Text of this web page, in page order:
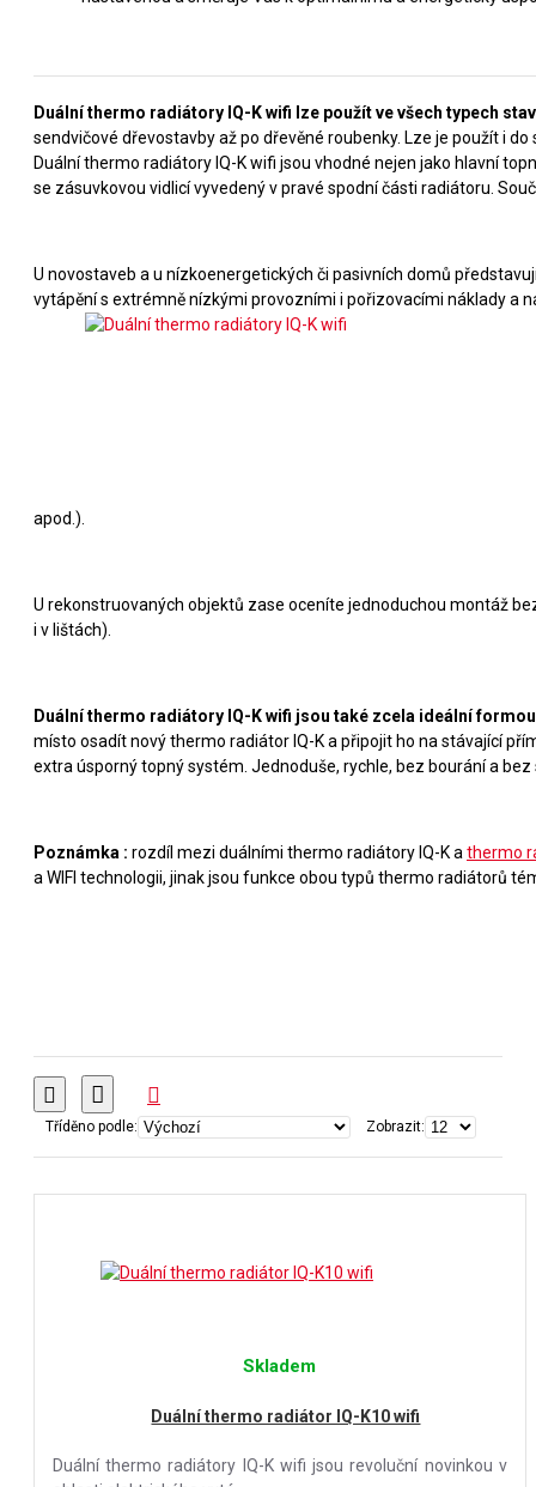
Duální thermo radiátory IQ-K wifi lze použít ve všech typech
sendvičové dřevostavby až po dřevěné roubenky. Lze je použít i
Duální thermo radiátory IQ-K wifi jsou vhodné nejen jako hlavní
se zásuvkovou vidlicí vyvedený v pravé spodní části radiátoru.
U novostaveb a u nízkoenergetických či pasivních domů
vytápění s extrémně nízkými provozními i pořizovacími náklady a
apod.).
U rekonstruovaných objektů zase oceníte jednoduchou montáž
i v lištách).
Duální thermo radiátory IQ-K wifi jsou také zcela ideální
místo osadít nový thermo radiátor IQ-K a připojit ho na stávající
extra úsporný topný systém. Jednoduše, rychle, bez bourání a
Poznámka : rozdíl mezi duálními thermo radiátory IQ-K a thermo
a WIFI technologii, jinak jsou funkce obou typů thermo radiátorů
Tříděno podle: Zobrazit:
Skladem
Duální thermo radiátor IQ-K10 wifi
Duální thermo radiátory IQ-K wifi jsou revoluční novinkou v